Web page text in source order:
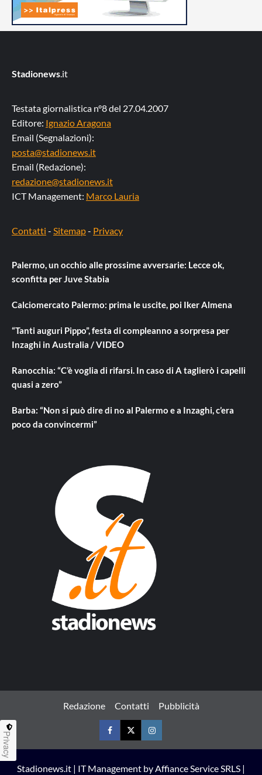
Stadionews.it
Testata giornalistica n°8 del 27.04.2007
Editore: Ignazio Aragona
Email (Segnalazioni):
posta@stadionews.it
Email (Redazione):
redazione@stadionews.it
ICT Management: Marco Lauria
Contatti - Sitemap- Privacy
Palermo, un occhio alle prossime avversarie: Lecce ok,
sconfitta per Juve Stabia
Calciomercato Palermo: prima le uscite, poi Iker Almena
“Tanti auguri Pippo”, festa di compleanno a sorpresa per
Inzaghi in Australia / VIDEO
Ranocchia: “C’è voglia di rifarsi. In caso di A taglierò i capelli
quasi a zero”
Barba: “Non si può dire di no al Palermo e a Inzaghi, c’era
poco da convincermi”
Redazione Contatti Pubblicità
FacebookTwitterInstagram
Stadionews.it | IT Management by Affiance Service SRLS |
Privacy